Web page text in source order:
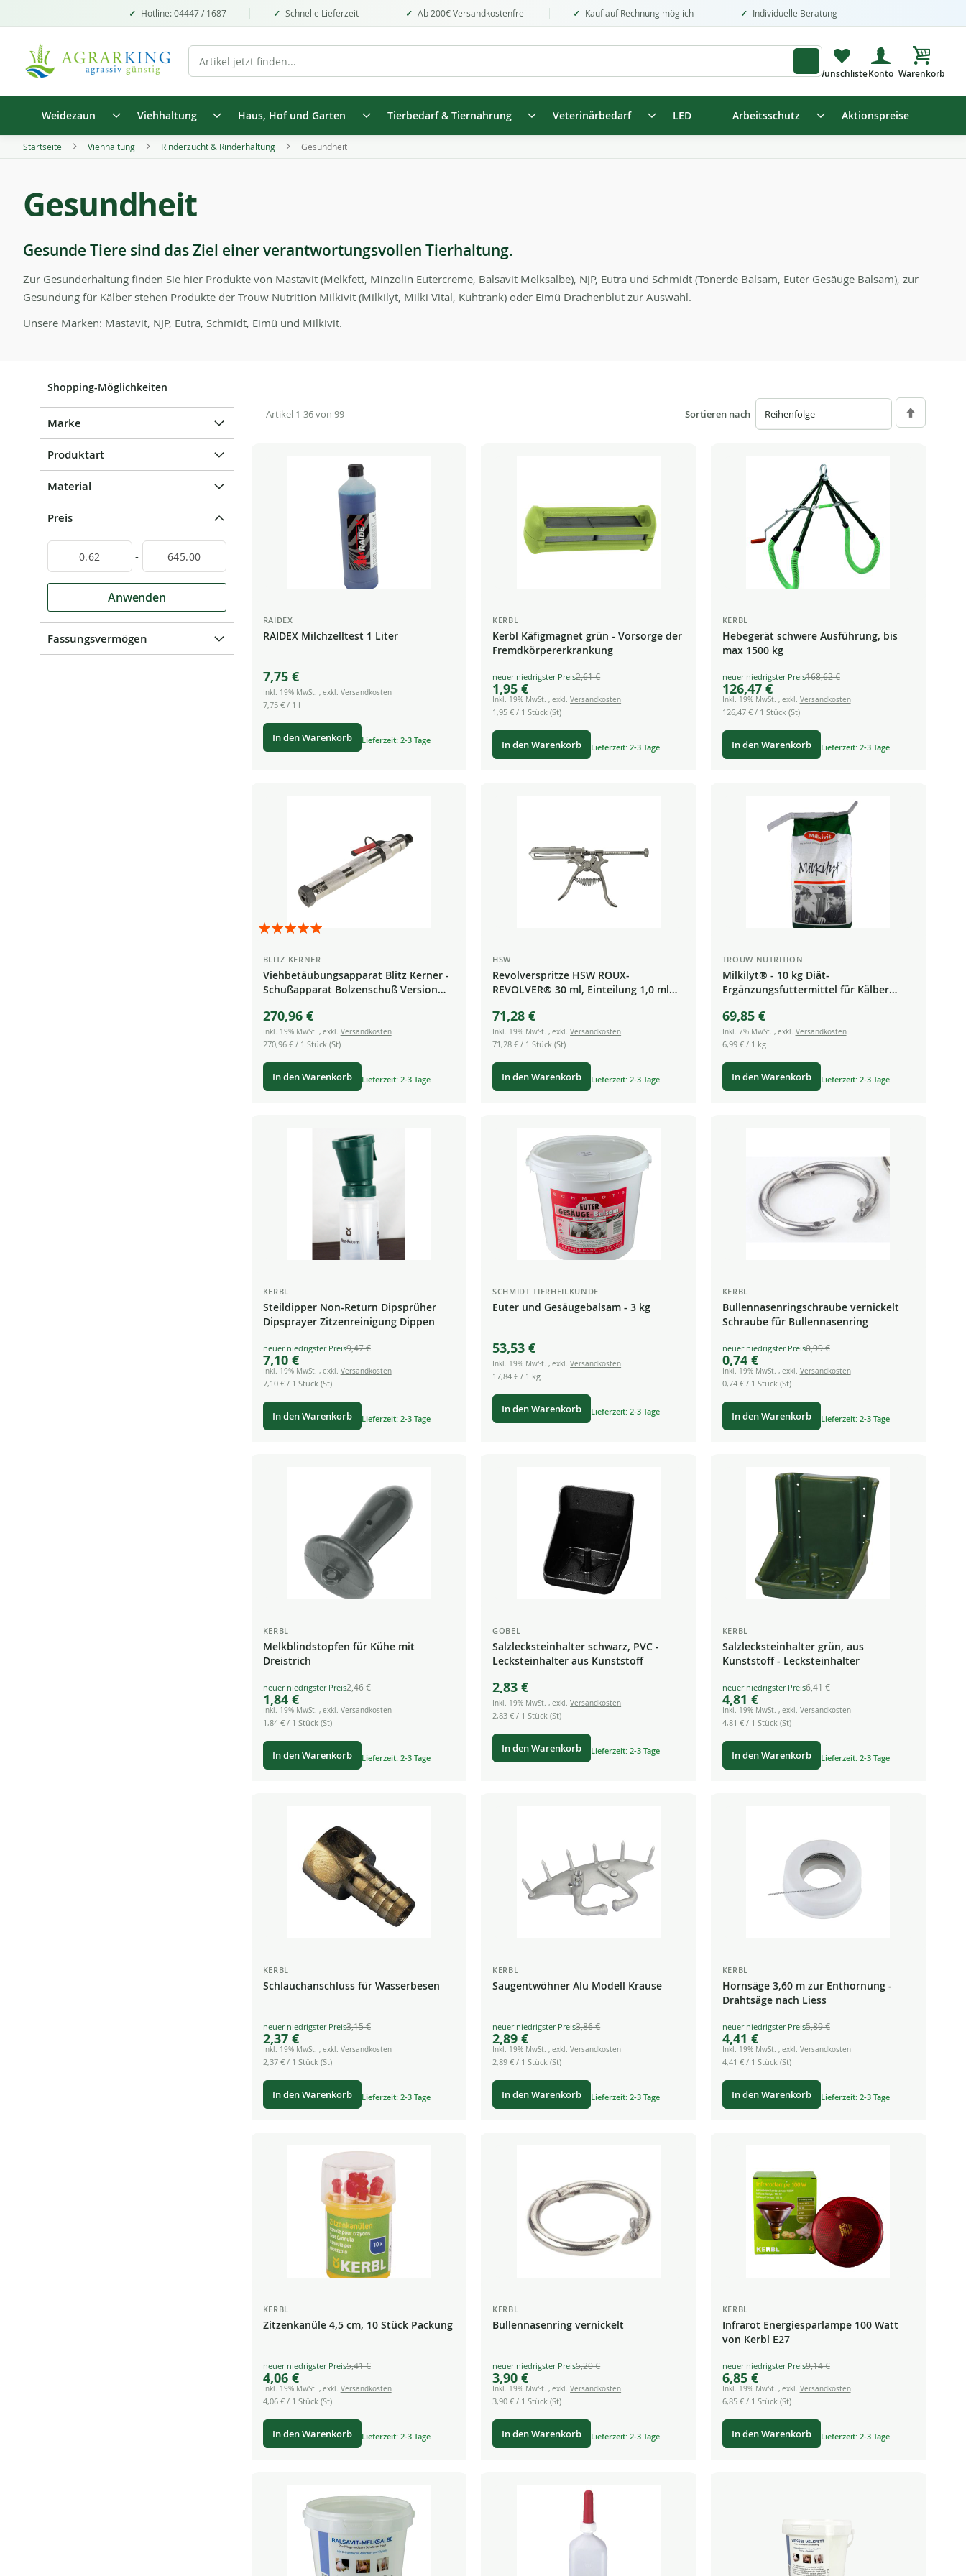
Hotline: 04447 / 1687 Schnelle Lieferzeit Ab 200€ Versandkostenfrei Kauf auf Rechnung möglich Individuelle Beratung
Mein
Weidezaun Viehhaltung Haus, Hof und Garten Tierbedarf & Tiernahrung Veterinärbedarf LED Arbeitsschutz Aktionspreise
Startseite Viehhaltung Rinderzucht & Rinderhaltung Gesundheit
Gesundheit
Gesunde Tiere sind das Ziel einer verantwortungsvollen Tierhaltung.
Zur Gesunderhaltung finden Sie hier Produkte von Mastavit (Melkfett, Minzolin Eutercreme, Balsavit Melksalbe), NJP, Eutra und Schmidt (Tonerde Balsam, Euter Gesäuge Balsam), zur
Gesundung für Kälber stehen Produkte der Trouw Nutrition Milkivit (Milkilyt, Milki Vital, Kuhtrank) oder Eimü Drachenblut zur Auswahl.
Unsere Marken: Mastavit, NJP, Eutra, Schmidt, Eimü und Milkivit.
Artikel 1-36von 99 Sortieren nach
Absteigend
RAIDEX
RAIDEX Milchzelltest 1 Liter
7,75 €
Inkl. 19% MwSt. , exkl. Versandkosten
7,75 €/ 1 l
In den Warenkorb Lieferzeit: 2-3 Tage
KERBL
Kerbl Käfigmagnet grün - Vorsorge der
Fremdkörpererkrankung
Special
Price
1,95 €
2,61 €
Inkl. 19% MwSt.,exkl.Versandkosten
1,95 € / 1 Stück (St)
In den Warenkorb Lieferzeit: 2-3 Tage
KERBL
Hebegerät schwere Ausführung, bis
max 1500 kg
Special
Price
126,47 €
168,62 €
Inkl. 19% MwSt. , exkl. Versandkosten
126,47 €/ 1 Stück (St)
In den Warenkorb Lieferzeit: 2-3 Tage
Bewertung:
BLITZ KERNER
Viehbetäubungsapparat Blitz Kerner -
Schußapparat Bolzenschuß Version
270,96 €
Inkl. 19% MwSt. , exkl. Versandkosten
270,96 €/ 1 Stück (St)
In den Warenkorb Lieferzeit: 2-3 Tage
HSW
Revolverspritze HSW ROUX-
REVOLVER® 30 ml, Einteilung 1,0 ml
71,28 €
Inkl. 19% MwSt.,exkl.Versandkosten
71,28 € / 1 Stück (St)
In den Warenkorb Lieferzeit: 2-3 Tage
TROUW NUTRITION
Milkilyt® - 10 kg Diät-
Ergänzungsfuttermittel für Kälber
69,85 €
Inkl. 7% MwSt. , exkl. Versandkosten
6,99 €/ 1 kg
In den Warenkorb Lieferzeit: 2-3 Tage
KERBL
Steildipper Non-Return Dipsprüher
Dipsprayer Zitzenreinigung Dippen
Special
Price
7,10 €
9,47 €
Inkl. 19% MwSt. , exkl. Versandkosten
7,10 €/ 1 Stück (St)
In den Warenkorb Lieferzeit: 2-3 Tage
SCHMIDT TIERHEILKUNDE
Euter und Gesäugebalsam - 3 kg
53,53 €
Inkl. 19% MwSt.,exkl.Versandkosten
17,84 € / 1 kg
In den Warenkorb Lieferzeit: 2-3 Tage
KERBL
Bullennasenringschraube vernickelt
Schraube für Bullennasenring
Special
Price
0,74 €
0,99 €
Inkl. 19% MwSt. , exkl. Versandkosten
0,74 €/ 1 Stück (St)
In den Warenkorb Lieferzeit: 2-3 Tage
KERBL
Melkblindstopfen für Kühe mit
Dreistrich
Special
Price
1,84 €
2,46 €
Inkl. 19% MwSt. , exkl. Versandkosten
1,84 €/ 1 Stück (St)
In den Warenkorb Lieferzeit: 2-3 Tage
GÖBEL
Salzlecksteinhalter schwarz, PVC -
Lecksteinhalter aus Kunststoff
2,83 €
Inkl. 19% MwSt.,exkl.Versandkosten
2,83 € / 1 Stück (St)
In den Warenkorb Lieferzeit: 2-3 Tage
KERBL
Salzlecksteinhalter grün, aus
Kunststoff - Lecksteinhalter
Special
Price
4,81 €
6,41 €
Inkl. 19% MwSt. , exkl. Versandkosten
4,81 €/ 1 Stück (St)
In den Warenkorb Lieferzeit: 2-3 Tage
KERBL
Schlauchanschluss für Wasserbesen
Special
Price
2,37 €
3,15 €
Inkl. 19% MwSt. , exkl. Versandkosten
2,37 €/ 1 Stück (St)
In den Warenkorb Lieferzeit: 2-3 Tage
KERBL
Saugentwöhner Alu Modell Krause
Special
Price
2,89 €
3,86 €
Inkl. 19% MwSt.,exkl.Versandkosten
2,89 € / 1 Stück (St)
In den Warenkorb Lieferzeit: 2-3 Tage
KERBL
Hornsäge 3,60 m zur Enthornung -
Drahtsäge nach Liess
Special
Price
4,41 €
5,89 €
Inkl. 19% MwSt. , exkl. Versandkosten
4,41 €/ 1 Stück (St)
In den Warenkorb Lieferzeit: 2-3 Tage
KERBL
Zitzenkanüle 4,5 cm, 10 Stück Packung
Special
Price
4,06 €
5,41 €
Inkl. 19% MwSt. , exkl. Versandkosten
4,06 €/ 1 Stück (St)
In den Warenkorb Lieferzeit: 2-3 Tage
KERBL
Bullennasenring vernickelt
Special
Price
3,90 €
5,20 €
Inkl. 19% MwSt.,exkl.Versandkosten
3,90 € / 1 Stück (St)
In den Warenkorb Lieferzeit: 2-3 Tage
KERBL
Infrarot Energiesparlampe 100 Watt
von Kerbl E27
Special
Price
6,85 €
9,14 €
Inkl. 19% MwSt. , exkl. Versandkosten
6,85 €/ 1 Stück (St)
In den Warenkorb Lieferzeit: 2-3 Tage
Shopping-Möglichkeiten
Marke
Produktart
Material
Preis
-
Anwenden
Fassungsvermögen